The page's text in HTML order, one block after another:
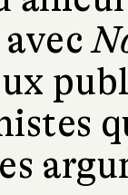
avec